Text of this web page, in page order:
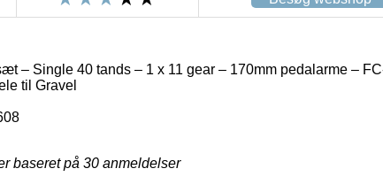
– Single 40 tands – 1 x 11 gear – 170mm pedalarme –
til Gravel
baseret på 30 anmeldelser